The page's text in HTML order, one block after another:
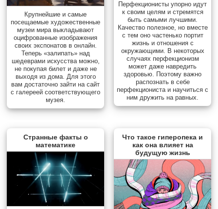
Крупнейшие и самые
посещаемые художественные
музеи мира выкладывают
оцифрованные изображения
своих экспонатов в онлайн.
Теперь «залипать» над
шедеврами искусства можно,
не покупая билет и даже не
выходя из дома. Для этого
вам достаточно зайти на сайт
с галереей соответствующего
музея.
Перфекционисты упорно идут
к своим целям и стремятся
быть самыми лучшими.
Качество полезное, но вместе
с тем оно частенько портит
жизнь и отношения с
окружающими. В некоторых
случаях перфекционизм
может даже навредить
здоровью. Поэтому важно
распознать в себе
перфекциониста и научиться с
ним дружить на равных.
Странные факты о
математике
Что такое гиперопека и
как она влияет на
будущую жизнь